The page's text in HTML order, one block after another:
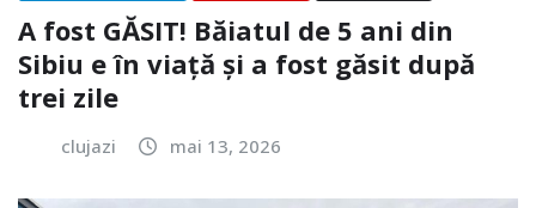
A fost GĂSIT! Băiatul de 5 ani din
Sibiu e în viață și a fost găsit după
trei zile
clujazi mai 13, 2026